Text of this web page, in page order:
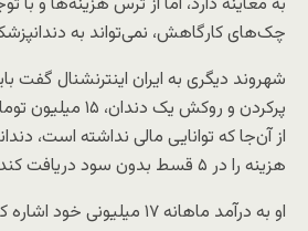
چک‌های کارگاهش، نمی‌تواند به
شهروند دیگری به ایران اینترنشنال
پرکردن و روکش یک
از آن‌جا که توانایی مالی نداشته است،
هزینه را در ۵ قسط بدون سود دریافت کند.
او به درآمد ماهانه ۱۷ میلیونی